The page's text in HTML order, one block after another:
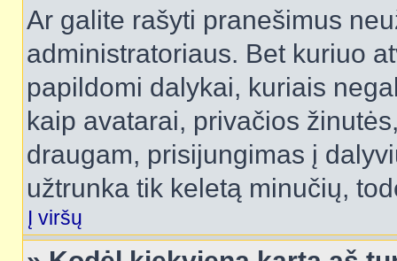
Ar galite rašyti pranešimus
administratoriaus. Bet kuriuo
papildomi dalykai, kuriais
kaip avatarai, privačios
draugam, prisijungimas į
užtrunka tik keletą minučių,
Į viršų